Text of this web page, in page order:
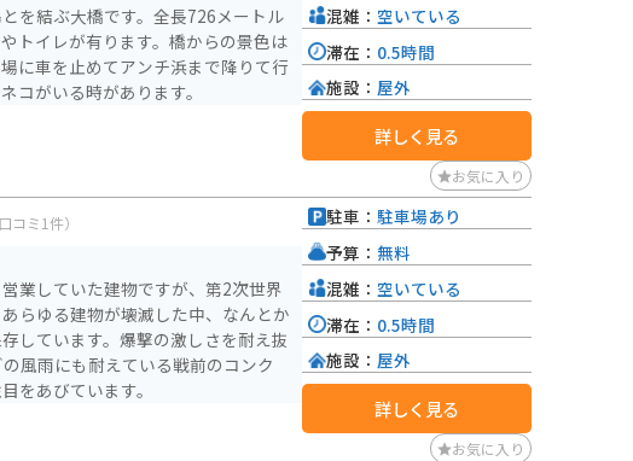
を結ぶ大橋です。全長726メートル
トイレが有ります。橋からの景色は
に車を止めてアンチ浜まで降りて行
コがいる時があります。
混雑： 空いている
滞在： 0.5時間
施設： 屋外
詳しく見る
お気に入り
口コミ1件）
業していた建物ですが、第2次世界
らゆる建物が壊滅した中、なんとか
しています。爆撃の激しさを耐え抜
風雨にも耐えている戦前のコンク
をあびています。
駐車： 駐車場あり
予算： 無料
混雑： 空いている
滞在： 0.5時間
施設： 屋外
詳しく見る
お気に入り